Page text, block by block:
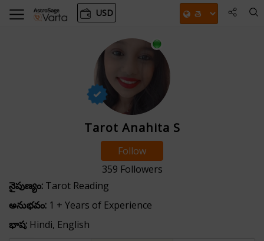
USD
Tarot Anahita S
Follow
359 Followers
నైపుణ్యం: Tarot Reading
అనుభవం: 1 + Years of Experience
భాష: Hindi, English